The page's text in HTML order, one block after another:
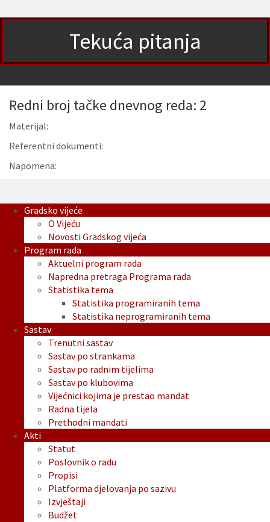
Tekuća pitanja
Redni broj tačke dnevnog reda: 2
Materijal:
Referentni dokumenti:
Napomena:
Gradsko vijeće
O Vijeću
Novosti Gradskog vijeća
Program rada
Aktuelni program rada
Napredna pretraga Programa rada
Statistika tema
Statistika programiranih tema
Statistika neprogramiranih tema
Sastav
Trenutni sastav
Sastav po strankama
Sastav po radnim tijelima
Sastav po klubovima
Vijećnici kojima je prestao mandat
Radna tijela
Prethodni mandati
Akti
Statut
Poslovnik o radu
Propisi
Platforma djelovanja po sazivu
Izvještaji
Budžet